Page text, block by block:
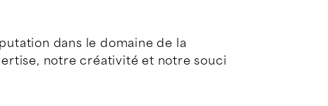
dans le domaine de la
notre créativité et notre souci